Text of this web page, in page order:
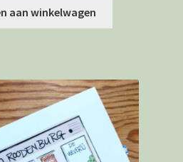
aan winkelwagen